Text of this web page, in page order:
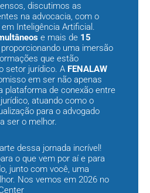
discutimos as
na advocacia, com o
Inteligência Artificial.
e mais de 15
proporcionando uma imersão
que estão
setor jurídico. A FENALAW
em ser não apenas
plataforma de conexão entre
atuando como o
para o advogado
ser o melhor.
dessa jornada incrível!
o que vem por aí e para
junto com você, uma
Nos vemos em 2026 no